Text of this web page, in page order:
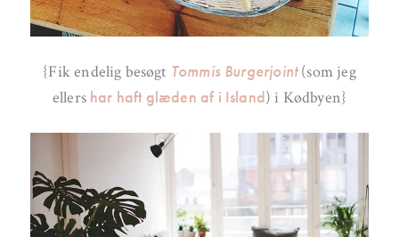
{Fik endelig besøgt Tommis Burgerjoint(som jeg
ellers har haft glæden af i Island) i Kødbyen}